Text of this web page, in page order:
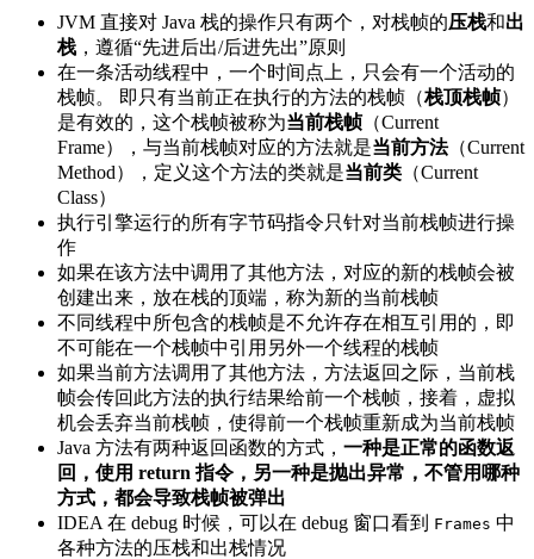
JVM 直接对 Java 栈的操作只有两个，对栈帧的压栈和出
栈 ，遵循“先进后出/后进先出”原则
在一条活动线程中，一个时间点上，只会有一个活动的
栈帧。 即只有当前正在执行的方法的栈帧（栈顶栈帧）
是有效的，这个栈帧被称为当前栈帧（Current
Frame），与当前栈帧对应的方法就是当前方法（Current
Method），定义这个方法的类就是当前类 （Current
Class）
执行引擎运行的所有字节码指令只针对当前栈帧进行操
作
如果在该方法中调用了其他方法，对应的新的栈帧会被
创建出来，放在栈的顶端，称为新的当前栈帧
不同线程中所包含的栈帧是不允许存在相互引用的，即
不可能在一个栈帧中引用另外一个线程的栈帧
如果当前方法调用了其他方法，方法返回之际，当前栈
帧会传回此方法的执行结果给前一个栈帧，接着，虚拟
机会丢弃当前栈帧，使得前一个栈帧重新成为当前栈帧
Java 方法有两种返回函数的方式， 一种是正常的函数返
回，使用 return 指令，另一种是抛出异常，不管用哪种
方式，都会导致栈帧被弹出
IDEA 在 debug 时候，可以在 debug 窗口看到 Frames 中
各种方法的压栈和出栈情况